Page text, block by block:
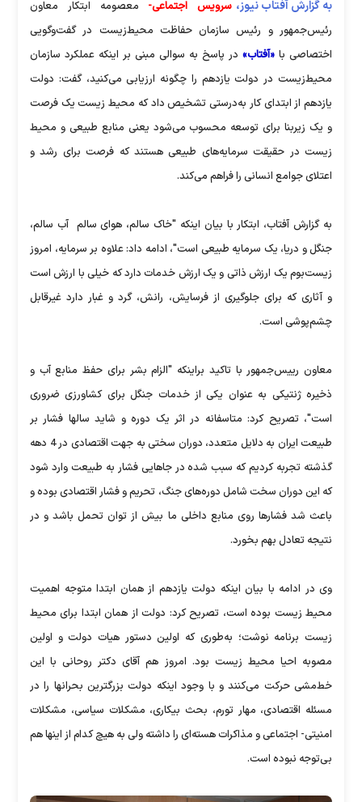
به گزارش آفتاب نیوز، سرویس اجتماعی- معصومه ابتکار معاون
رئیس‌جمهور‌ و رئیس سازمان حفاظت محیط‌زیست در گفت‌وگویی
اختصاصی با «آفتاب» در پاسخ به سوالی مبنی بر اینکه عملکرد سازمان
محیط‌زیست در دولت یازدهم را چگونه ارزیابی می‌کنید، گفت: دولت
یازدهم از ابتدای کار به‌درستی تشخیص داد که محیط زیست یک فرصت
و یک زیربنا برای توسعه محسوب می‌شود یعنی منابع طبیعی و محیط
زیست در حقیقت سرمایه‌های طبیعی هستند که فرصت برای رشد و
اعتلای جوامع انسانی را فراهم می‌کند.
به گزارش آفتاب، ابتکار با بیان اینکه "خاک سالم، هوای سالم آب سالم،
جنگل و دریا، یک سرمایه طبیعی است"، ادامه داد: علاوه بر سرمایه، امروز
زیست‌بوم یک ارزش ذاتی و یک ارزش خدمات دارد که خیلی با ارزش است
و آثاری که برای جلوگیری از فرسایش، رانش، گرد و غبار دارد غیر‌قابل
چشم‌پوشی است.
معاون رییس‌جمهور با تاکید براینکه "الزام بشر برای حفظ منابع آب و
ذخیره ژنتیکی به عنوان یکی از خدمات جنگل برای کشاورزی ضروری
است"، تصریح کرد: متاسفانه در اثر یک دوره و شاید سالها فشار بر
طبیعت ایران به دلایل متعدد، دوران سختی به جهت اقتصادی در 4 دهه
گذشته تجربه کردیم که سبب شده در جاهایی فشار به طبیعت وارد شود
که این دوران سخت شامل دوره‌های جنگ، تحریم و فشار اقتصادی بوده و
باعث شد فشارها روی منابع داخلی ما بیش از توان تحمل باشد و در
نتیجه تعادل بهم بخورد.
وی در ادامه با بیان اینکه دولت یازدهم از همان ابتدا متوجه اهمیت
محیط زیست بوده است، تصریح کرد: دولت از همان ابتدا برای محیط
زیست برنامه نوشت؛ به‌طوری که اولین دستور هیات دولت و اولین
مصوبه احیا محیط زیست بود. امروز هم آقای دکتر روحانی با این
خط‌مشی حرکت می‌کنند و با وجود اینکه دولت بزرگترین بحرانها را در
مسئله اقتصادی، مهار تورم، بحث بیکاری، مشکلات سیاسی، مشکلات
امنیتی- اجتماعی و مذاکرات هسته‌ای را ‌داشته ولی به هیچ کدام از اینها هم
بی‌توجه نبوده است.